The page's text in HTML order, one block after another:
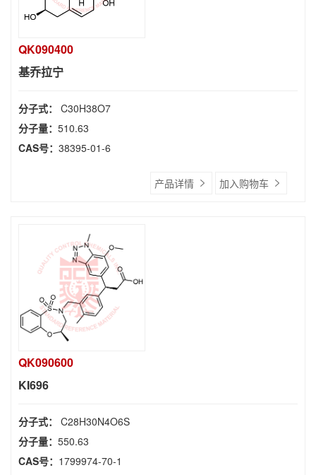
QK090400
基乔拉宁
分子式： C30H38O7
分子量： 510.63
CAS号： 38395-01-6
产品详情 加入购物车
QK090600
KI696
分子式： C28H30N4O6S
分子量： 550.63
CAS号： 1799974-70-1